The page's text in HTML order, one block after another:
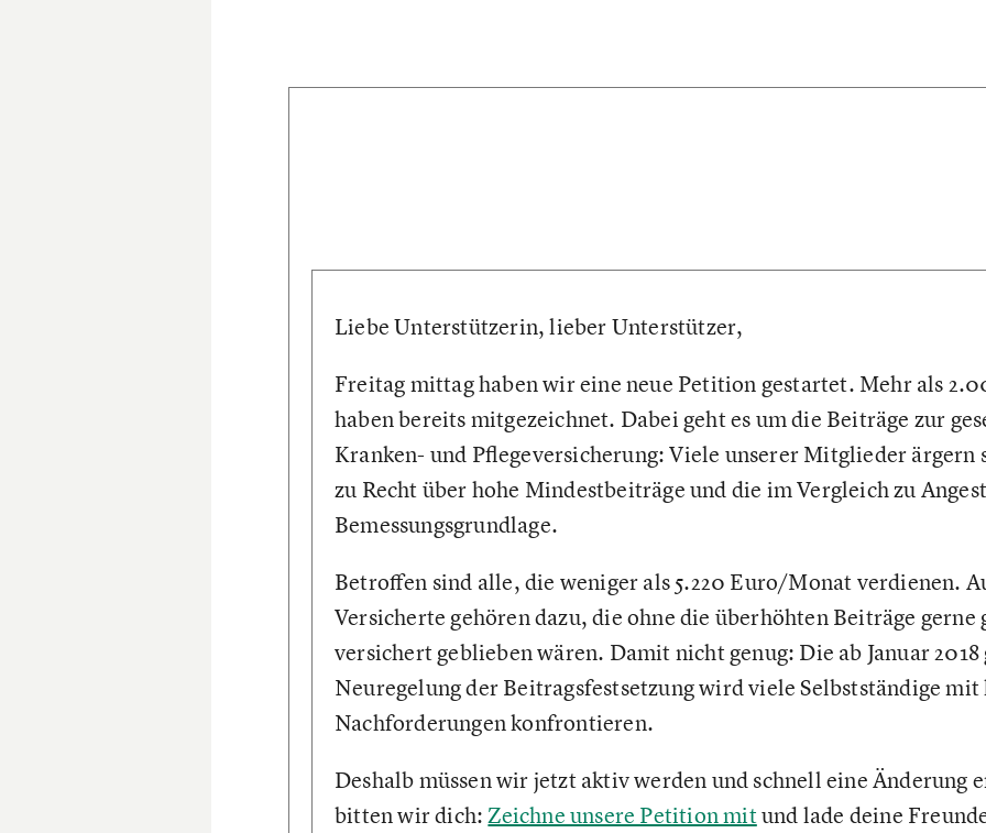
Liebe Unterstützerin, lieber Unterstützer,
Freitag mittag haben wir eine neue Petition gestartet. Mehr als
haben bereits mitgezeichnet. Dabei geht es um die Beiträge zur
Kranken- und Pflegeversicherung: Viele unserer Mitglieder ärgern
zu Recht über hohe Mindestbeiträge und die im Vergleich zu
Bemessungsgrundlage.
Betroffen sind alle, die weniger als 5.220 Euro/Monat verdienen.
Versicherte gehören dazu, die ohne die überhöhten Beiträge gerne
versichert geblieben wären. Damit nicht genug: Die ab Januar
Neuregelung der Beitragsfestsetzung wird viele Selbstständige mit
Nachforderungen konfrontieren.
Deshalb müssen wir jetzt aktiv werden und schnell eine Änderung
bitten wir dich:Zeichne unsere Petition mitund lade deine